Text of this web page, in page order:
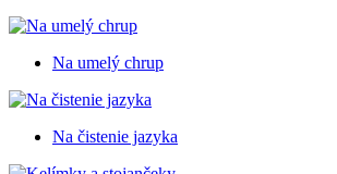
Na umelý chrup
Na čistenie jazyka